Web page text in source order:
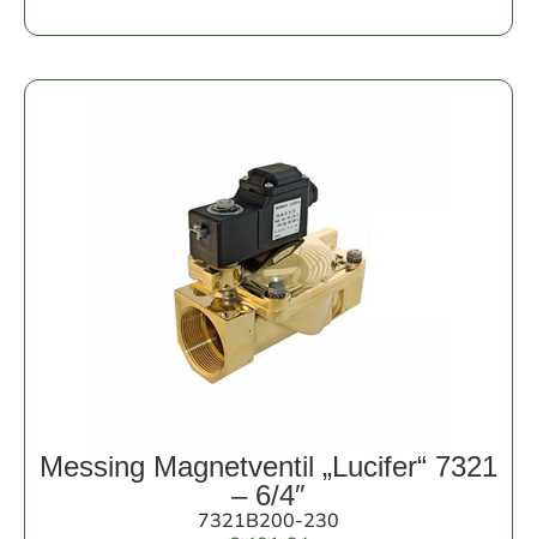
Messing Magnetventil „Lucifer“ 7321
– 6/4″
7321B200-230